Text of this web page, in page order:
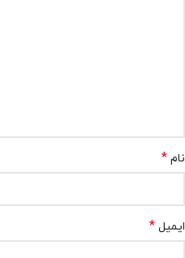
نام *
ایمیل *